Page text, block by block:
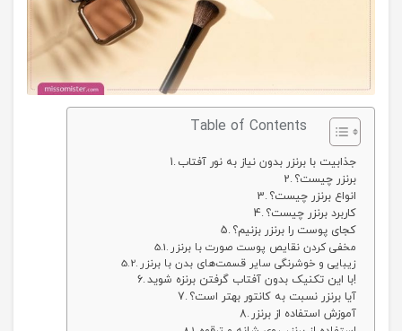
Table of Contents
جذابیت با برنزر بدون نیاز به نور آفتاب
برنزر چیست؟
انواع برنزر چیست؟
کاربرد برنزر چیست؟
کجای پوست را برنزر بزنیم؟
مخفی کردن نقایص پوست صورت با برنزر
زیبایی و خوشرنگی سایر قسمت‌های بدن با برنزر
با این تکنیک بدون آفتاب گرفتن برنزه شوید!
آیا برنزر نسبت‌ به کانتور بهتر است؟
آموزش استفاده از برنزر